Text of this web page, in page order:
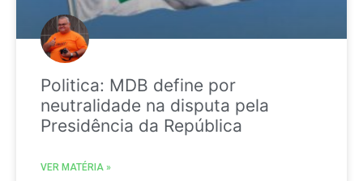
Politica: MDB define por
neutralidade na disputa pela
Presidência da República
VER MATÉRIA »